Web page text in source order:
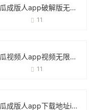
丝瓜成版人app破解版无限看污视频：你以为捡到宝，实际踩了雷？
11
丝瓜视频人app视频无限看网站官方版：一款让你“刷到停不下来”的神器？
11
丝瓜成版人app下载地址ios版：如何快速获取并安全使用？